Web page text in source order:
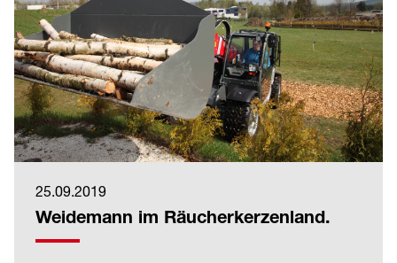
25.09.2019
Weidemann im Räucherkerzenland.